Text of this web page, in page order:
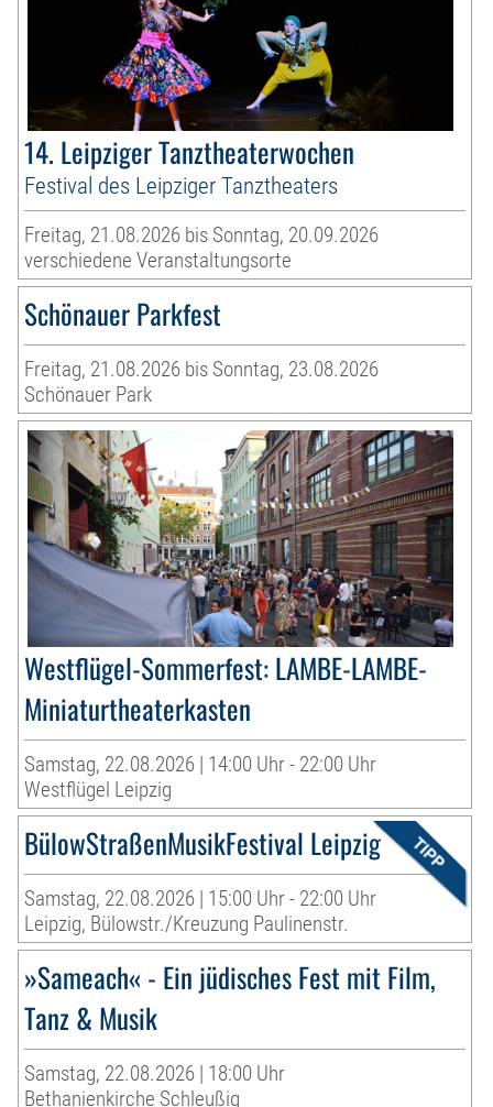
14. Leipziger Tanztheaterwochen
Festival des Leipziger Tanztheaters
Freitag, 21.08.2026 bis Sonntag, 20.09.2026
verschiedene Veranstaltungsorte
Schönauer Parkfest
Freitag, 21.08.2026 bis Sonntag, 23.08.2026
Schönauer Park
Westflügel-Sommerfest: LAMBE-LAMBE-
Miniaturtheaterkasten
Samstag, 22.08.2026 | 14:00 Uhr - 22:00 Uhr
Westflügel Leipzig
BülowStraßenMusikFestival Leipzig
Samstag, 22.08.2026 | 15:00 Uhr - 22:00 Uhr
Leipzig, Bülowstr./Kreuzung Paulinenstr.
»Sameach« - Ein jüdisches Fest mit Film,
Tanz & Musik
Samstag, 22.08.2026 | 18:00 Uhr
Bethanienkirche Schleußig